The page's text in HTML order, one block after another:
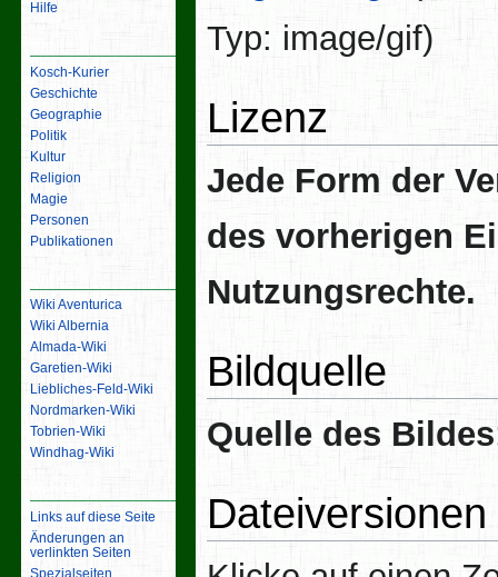
Typ: image/gif)
Lizenz
Jede Form der
des vorherigen
Nutzungsrechte.
Bildquelle
Quelle des Bildes
Dateiversionen
Hilfe
Kosch-Kurier
Geschichte
Geographie
Politik
Kultur
Religion
Magie
Personen
Publikationen
Wiki Aventurica
Wiki Albernia
Almada-Wiki
Garetien-Wiki
Liebliches-Feld-Wiki
Nordmarken-Wiki
Tobrien-Wiki
Windhag-Wiki
Links auf diese Seite
Änderungen an
verlinkten Seiten
Spezialseiten